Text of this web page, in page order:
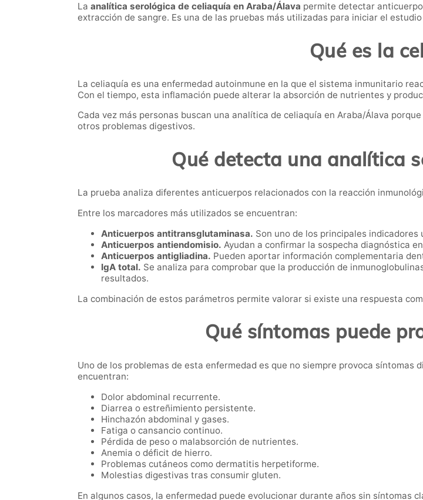
La analítica serológica de celiaquía en Araba/Álava permite detectar
extracción de sangre. Es una de las pruebas más utilizadas para iniciar el
Qué es la
La celiaquía es una enfermedad autoinmune en la que el sistema inmunitario
Con el tiempo, esta inflamación puede alterar la absorción de nutrientes y
Cada vez más personas buscan una analítica de celiaquía en Araba/Álava
otros problemas digestivos.
Qué detecta una analítica
La prueba analiza diferentes anticuerpos relacionados con la reacción
Entre los marcadores más utilizados se encuentran:
Anticuerpos antitransglutaminasa. Son uno de los principales
Anticuerpos antiendomisio. Ayudan a confirmar la sospecha diagnóstica
Anticuerpos antigliadina. Pueden aportar información complementaria
IgA total. Se analiza para comprobar que la producción de
resultados.
La combinación de estos parámetros permite valorar si existe una respuesta
Qué síntomas puede
Uno de los problemas de esta enfermedad es que no siempre provoca
encuentran:
Dolor abdominal recurrente.
Diarrea o estreñimiento persistente.
Hinchazón abdominal y gases.
Fatiga o cansancio continuo.
Pérdida de peso o malabsorción de nutrientes.
Anemia o déficit de hierro.
Problemas cutáneos como dermatitis herpetiforme.
Molestias digestivas tras consumir gluten.
En algunos casos, la enfermedad puede evolucionar durante años sin síntomas